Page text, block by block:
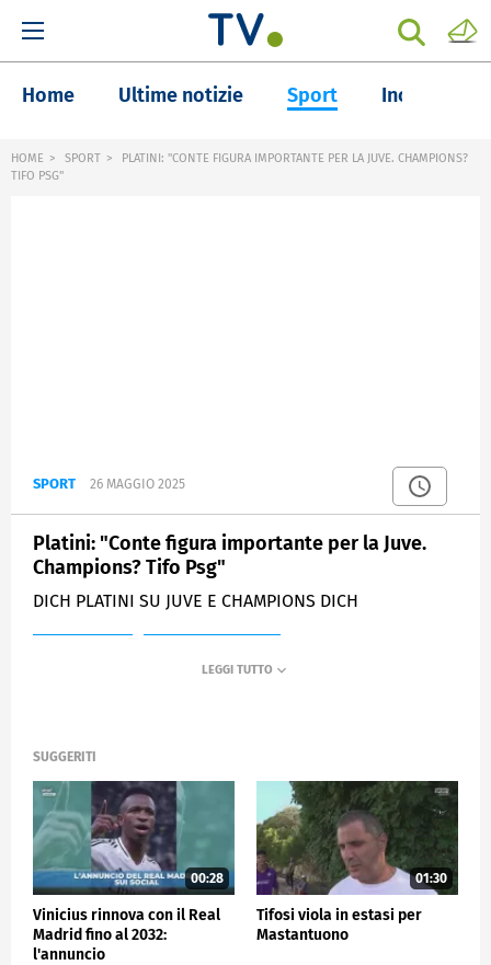
Home Ultime notizie Sport Inchieste
HOME SPORT
PLATINI: "CONTE FIGURA IMPORTANTE PER LA JUVE. CHAMPIONS?
TIFO PSG"
SPORT 26 MAGGIO 2025
Platini: "Conte figura importante per la Juve.
Champions? Tifo Psg"
DICH PLATINI SU JUVE E CHAMPIONS DICH
SUGGERITI
00:28
Vinicius rinnova con il Real
Madrid fino al 2032:
l'annuncio
01:30
Tifosi viola in estasi per
Mastantuono